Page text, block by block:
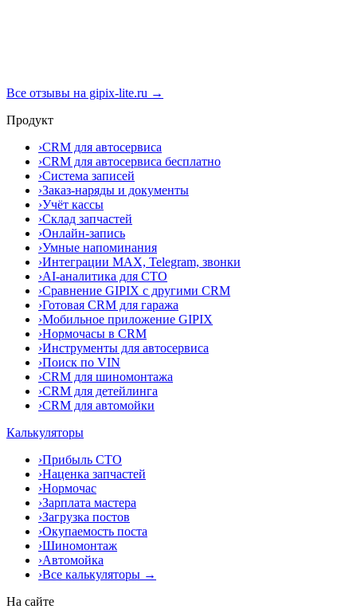
Все отзывы на gipix-lite.ru →
Продукт
›CRM для автосервиса
›CRM для автосервиса бесплатно
›Система записей
›Заказ-наряды и документы
›Учёт кассы
›Склад запчастей
›Онлайн-запись
›Умные напоминания
›Интеграции MAX, Telegram, звонки
›AI-аналитика для СТО
›Сравнение GIPIX с другими CRM
›Готовая CRM для гаража
›Мобильное приложение GIPIX
›Нормочасы в CRM
›Инструменты для автосервиса
›Поиск по VIN
›CRM для шиномонтажа
›CRM для детейлинга
›CRM для автомойки
Калькуляторы
›Прибыль СТО
›Наценка запчастей
›Нормочас
›Зарплата мастера
›Загрузка постов
›Окупаемость поста
›Шиномонтаж
›Автомойка
›Все калькуляторы →
На сайте